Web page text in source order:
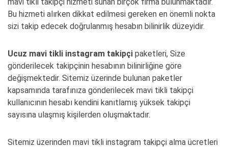
Bu hizmeti alırken dikkat edilmesi gereken en önemli nokta
sizi takip edecek doğrulanmış hesabın bilinirlik düzeyidir.
Ucuz mavi tikli instagram takipçi paketleri, Size
gönderilecek takipçinin hesabının bilinirliğine göre
değişmektedir. Sitemiz üzerinde bulunan paketler
kapsamında tarafınıza gönderilecek mavi tikli takipçi
kullanıcının hesabı kendini kanıtlamış yüksek takipçi
sayısına ulaşmış kişilerden oluşmaktadır.
Sitemiz üzerinden mavi tikli instagram takipçi alma ücretleri